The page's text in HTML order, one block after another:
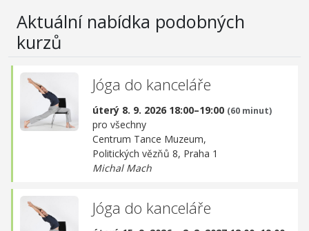
Aktuální nabídka podobných
kurzů
Jóga do kanceláře
úterý 8. 9. 2026 18:00–19:00 (60 minut)
pro všechny
Centrum Tance Muzeum,
Politických vězňů 8, Praha 1
Michal Mach
Jóga do kanceláře